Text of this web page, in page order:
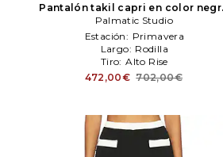
Pantalón takil capri en color
Palmatic Studio
Palmatic Studio
Estación: Primavera
Largo: Rodilla
Tiro: Alto Rise
472,00€ 702,00€